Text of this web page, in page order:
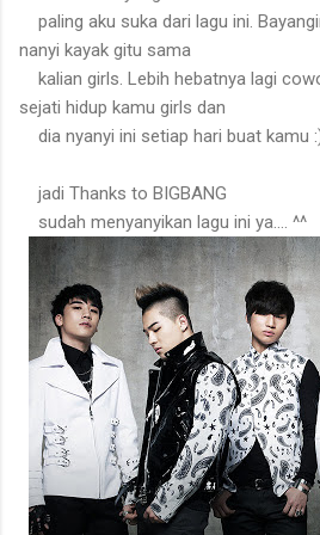
paling aku suka dari lagu ini.
nanyi kayak gitu sama
kalian girls. Lebih hebatnya lagi
sejati hidup kamu girls dan
dia nyanyi ini setiap hari buat kamu
jadi Thanks to BIGBANG
sudah menyanyikan lagu ini ya.... ^^